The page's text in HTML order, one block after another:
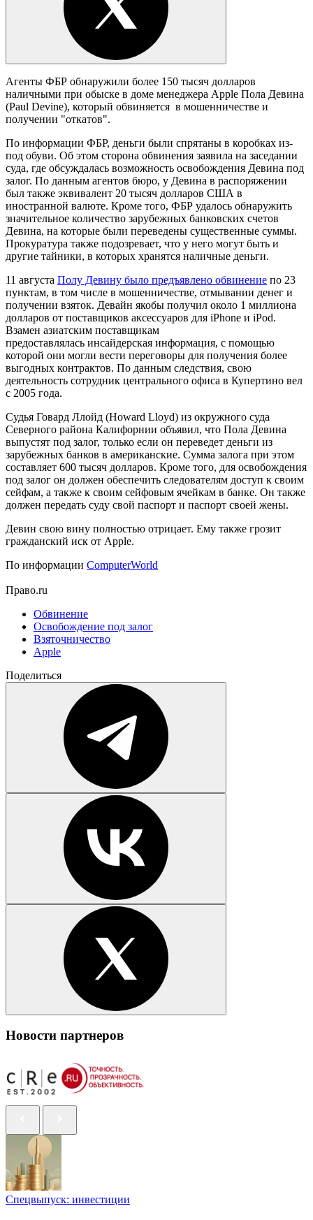
Агенты ФБР обнаружили более 150 тысяч долларов
наличными при обыске в доме менеджера Apple Пола Девина
(Paul Devine), который обвиняется в мошенничестве и
получении "откатов".
По информации ФБР, деньги были спрятаны в коробках из-
под обуви. Об этом сторона обвинения заявила на заседании
суда, где обсуждалась возможность освобождения Девина под
залог. По данным агентов бюро, у Девина в распоряжении
был также эквивалент 20 тысяч долларов США в
иностранной валюте. Кроме того, ФБР удалось обнаружить
значительное количество зарубежных банковских счетов
Девина, на которые были переведены существенные суммы.
Прокуратура также подозревает, что у него могут быть и
другие тайники, в которых хранятся наличные деньги.
11 августа Полу Девину было предъявлено обвинение по 23
пунктам, в том числе в мошенничестве, отмывании денег и
получении взяток. Девайн якобы получил около 1 миллиона
долларов от поставщиков аксессуаров для iPhone и iPod.
Взамен азиатским поставщикам
предоставлялась инсайдерская информация, с помощью
которой они могли вести переговоры для получения более
выгодных контрактов. По данным следствия, свою
деятельность сотрудник центрального офиса в Купертино вел
с 2005 года.
Судья Говард Ллойд (Howard Lloyd) из окружного суда
Северного района Калифорнии объявил, что Пола Девина
выпустят под залог, только если он переведет деньги из
зарубежных банков в американские. Сумма залога при этом
составляет 600 тысяч долларов. Кроме того, для освобождения
под залог он должен обеспечить следователям доступ к своим
сейфам, а также к своим сейфовым ячейкам в банке. Он также
должен передать суду свой паспорт и паспорт своей жены.
Девин свою вину полностью отрицает. Ему также грозит
гражданский иск от Apple.
По информации СomputerWorld
Право.ru
Обвинение
Освобождение под залог
Взяточничество
Apple
Поделиться
Новости партнеров
Спецвыпуск: инвестиции